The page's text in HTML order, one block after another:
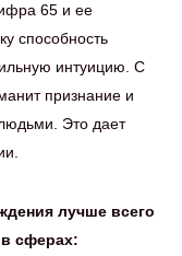
65 и ее
способность
интуицию. С
признание и
Это дает
лучше всего
сферах: